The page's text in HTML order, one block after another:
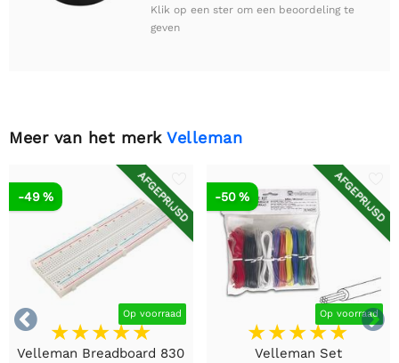
Klik op een ster om een beoordeling te
geven
Meer van het merk Velleman


AFGEPRIJSD
Op voorraad
-49 %
Velleman Breadboard 830
AFGEPRIJSD
Op voorraad
-50 %
Velleman Set